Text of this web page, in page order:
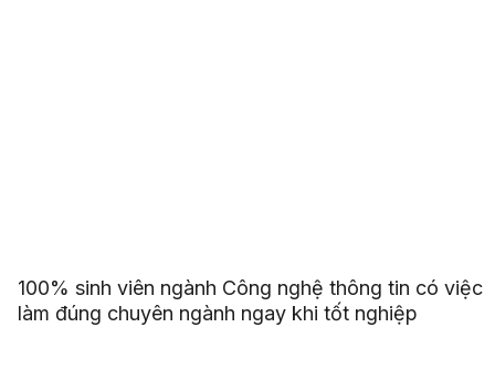
100% sinh viên ngành Công nghệ thông tin có việc
làm đúng chuyên ngành ngay khi tốt nghiệp